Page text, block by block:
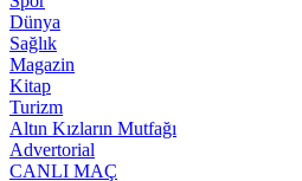
Dünya
Sağlık
Magazin
Kitap
Turizm
Altın Kızların Mutfağı
Advertorial
CANLI MAÇ